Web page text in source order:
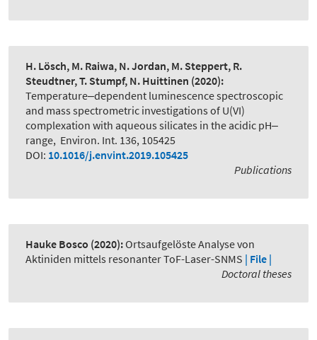
H. Lösch, M. Raiwa, N. Jordan, M. Steppert, R.
Steudtner, T. Stumpf, N. Huittinen (2020):
Temperature‒dependent luminescence spectroscopic
and mass spectrometric investigations of U(VI)
complexation with aqueous silicates in the acidic pH‒
range, Environ. Int. 136, 105425
DOI: 10.1016/j.envint.2019.105425
Publications
Hauke Bosco (2020):Ortsaufgelöste Analyse von
Aktiniden mittels resonanter ToF-Laser-SNMS | File |
Doctoral theses